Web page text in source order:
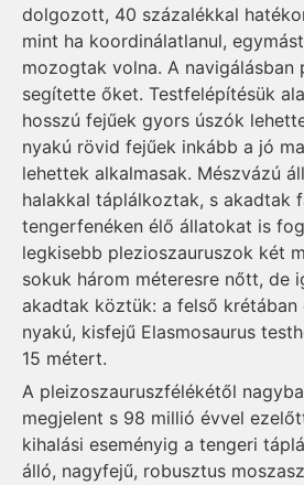
dolgozott, 40 százalékkal
mint ha koordinálatlanul,
mozogtak volna. A
segítette őket. Testfelépítésük
hosszú fejűek gyors úszók
nyakú rövid fejűek inkább a jó
lehettek alkalmasak. Mészvázú
halakkal táplálkoztak, s akadtak
tengerfenéken élő állatokat is
legkisebb plezioszauruszok két
sokuk három méteresre nőtt, de
akadtak köztük: a felső krétában
nyakú, kisfejű Elasmosaurus
15 métert.
A pleizoszauruszfélékétől
megjelent s 98 millió évvel
kihalási eseményig a tengeri
álló, nagyfejű, robusztus